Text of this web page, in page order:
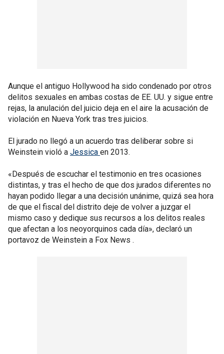
Aunque el antiguo Hollywood ha sido condenado por otros
delitos sexuales en ambas costas de EE. UU. y sigue entre
rejas, la anulación del juicio deja en el aire la acusación de
violación en Nueva York tras tres juicios.
El jurado no llegó a un acuerdo tras deliberar sobre si
Weinstein violó a Jessica en 2013.
«Después de escuchar el testimonio en tres ocasiones
distintas, y tras el hecho de que dos jurados diferentes no
hayan podido llegar a una decisión unánime, quizá sea hora
de que el fiscal del distrito deje de volver a juzgar el
mismo caso y dedique sus recursos a los delitos reales
que afectan a los neoyorquinos cada día», declaró un
portavoz de Weinstein a Fox News .